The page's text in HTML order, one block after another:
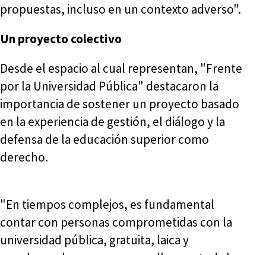
propuestas, incluso en un contexto adverso".
Un proyecto colectivo
Desde el espacio al cual representan, "Frente
por la Universidad Pública" destacaron la
importancia de sostener un proyecto basado
en la experiencia de gestión, el diálogo y la
defensa de la educación superior como
derecho.
"En tiempos complejos, es fundamental
contar con personas comprometidas con la
universidad pública, gratuita, laica y